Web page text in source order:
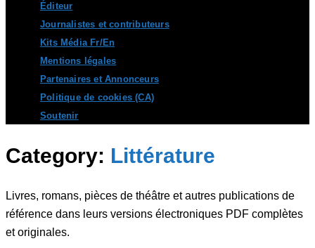
Éditeur
Journalistes et contributeurs
Kits Média Fr/En
Mentions légales
Partenaires et Annonceurs
Politique de cookies (CA)
Soutenir
Category: Littérature
Livres, romans, pièces de théâtre et autres publications de
référence dans leurs versions électroniques PDF complètes
et originales.